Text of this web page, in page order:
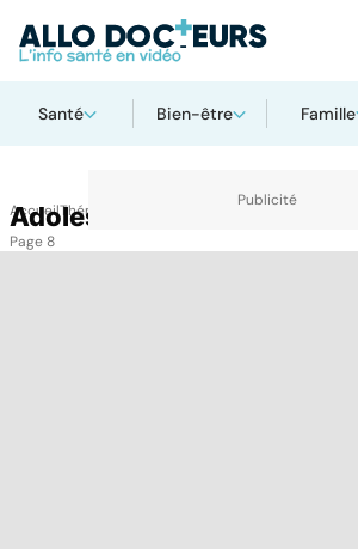
Santé Bien-être Famille
AccueilThématiques
Adolescent
Page 8